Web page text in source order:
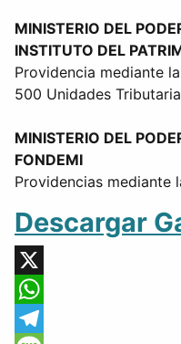
MINISTERIO DEL
INSTITUTO DEL
Providencia mediante
500 Unidades
MINISTERIO DEL
FONDEMI
Providencias mediante
Descargar
X
WhatsApp